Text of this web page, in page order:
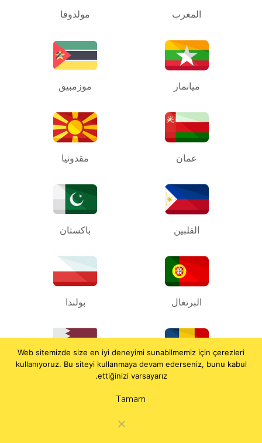
مولدوفا المغرب
موزمبيق ميانمار
مقدونيا عمان
باكستان الفلبين
بولندا البرتغال
Web sitemizde size en iyi deneyimi sunabilmemiz için çerezleri
kullanıyoruz. Bu siteyi kullanmaya devam ederseniz, bunu kabul
ettiğinizi varsayarız.
Tamam